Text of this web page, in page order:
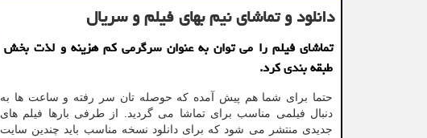
دانلود و تماشای نیم بهای فیلم و سریال
تماشای فیلم را می توان به عنوان سرگرمی کم هزینه و لذت بخش
طبقه بندی کرد.
حتما برای شما هم پیش آمده که حوصله تان سر رفته و ساعت ها به
دنبال فیلمی مناسب برای تماشا می گردید. از طرفی بارها فیلم های
جدیدی منتشر می شود که برای دانلود نسخه مناسب باید چندین سایت